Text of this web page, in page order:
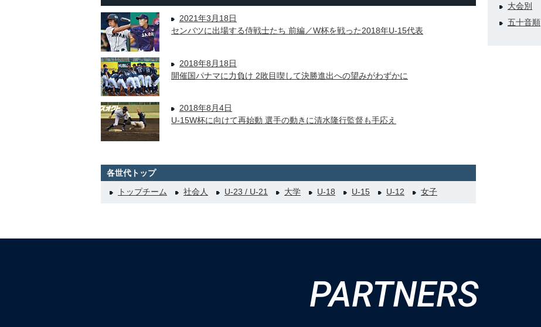
2021年3月18日
センバツに出場する侍戦士たち 前編／W杯を戦った2018年U-15代表
2018年8月18日
開催国パナマに力負け 2敗目喫して決勝進出への望みがわずかに
2018年8月4日
U-15W杯に向けて再始動 選手の動きに清水隆行監督も手応え
各世代トップ
トップチーム
社会人 U-23 / U-21 大学 U-18 U-15 U-12 女子
大会別
五十音順
PARTNERS